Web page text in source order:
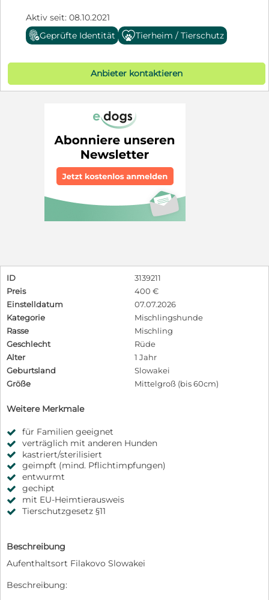
Aktiv seit: 08.10.2021
Geprüfte Identität
Tierheim / Tierschutz
Anbieter kontaktieren
ID
3139211
Preis
400 €
Einstelldatum
07.07.2026
Kategorie
Mischlingshunde
Rasse
Mischling
Geschlecht
Rüde
Alter
1 Jahr
Geburtsland
Slowakei
Größe
Mittelgroß (bis 60cm)
Weitere Merkmale
für Familien geeignet
verträglich mit anderen Hunden
kastriert/sterilisiert
geimpft (mind. Pflichtimpfungen)
entwurmt
gechipt
mit EU-Heimtierausweis
Tierschutzgesetz §11
Beschreibung
Aufenthaltsort Filakovo Slowakei
Beschreibung: